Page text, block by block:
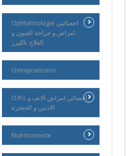
Ophtalmologie اخصائيي
امراض و جراحة العيون و
العلاج بالليزر
Omnipraticiens
O.R.L اخصائي امراض الانف و
الاذنين و الحنجرة
Nutritionniste